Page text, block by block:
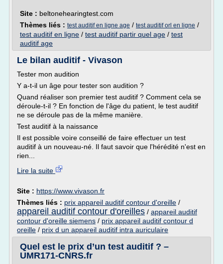
Site : beltonehearingtest.com
Thèmes liés : test auditif en ligne age / test auditif orl en ligne /
test auditif en ligne / test auditif partir quel age / test
auditif age
Le bilan auditif - Vivason
Tester mon audition
Y a-t-il un âge pour tester son audition ?
Quand réaliser son premier test auditif ? Comment cela se
déroule-t-il ? En fonction de l'âge du patient, le test auditif
ne se déroule pas de la même manière.
Test auditif à la naissance
Il est possible voire conseillé de faire effectuer un test
auditif à un nouveau-né. Il faut savoir que l'hérédité n'est en
rien...
Lire la suite
Site : https://www.vivason.fr
Thèmes liés : prix appareil auditif contour d'oreille /
appareil auditif contour d'oreilles / appareil auditif
contour d'oreille siemens / prix appareil auditif contour d
oreille / prix d un appareil auditif intra auriculaire
Quel est le prix d’un test auditif ? –
UMR171-CNRS.fr